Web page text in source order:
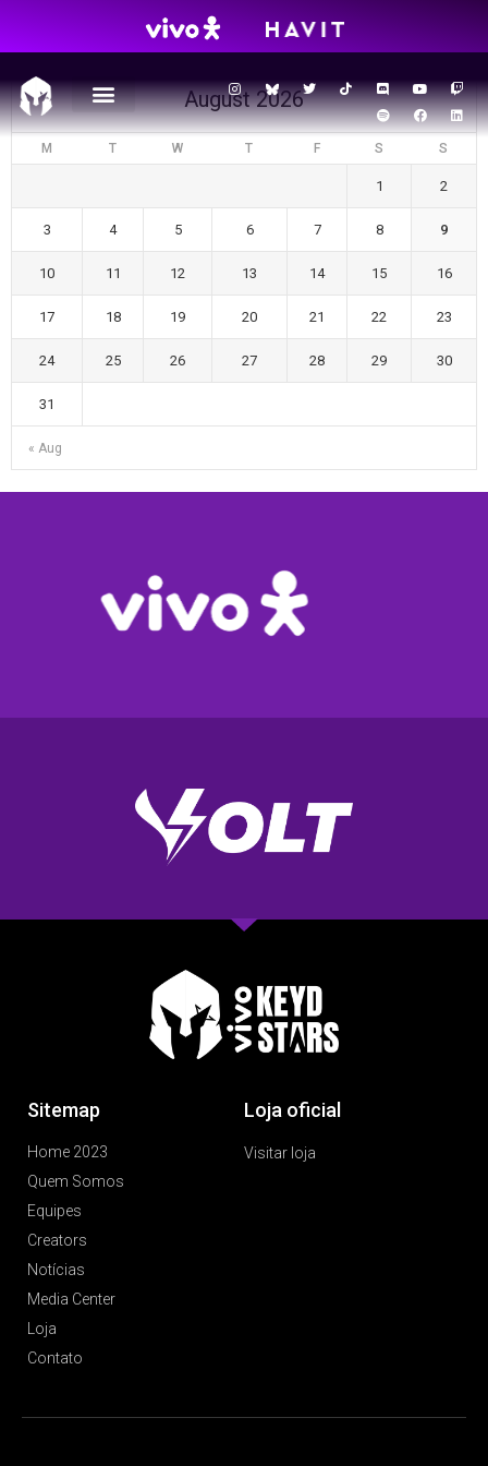
CAL – FF
August 2026
M T W T F S S
« Aug
1 2
3 4 5 6 7 8 9
10 11 12 13 14 15 16
17 18 19 20 21 22 23
24 25 26 27 28 29 30
31
Sitemap
Home 2023
Quem Somos
Equipes
Creators
Notícias
Media Center
Loja
Contato
Loja oficial
Visitar loja